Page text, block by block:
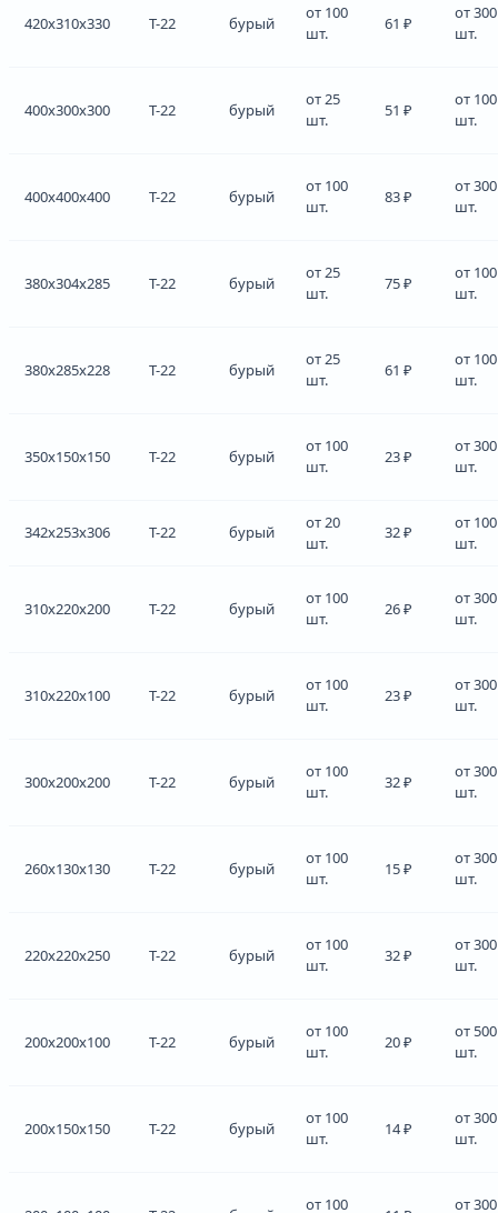
420x310x330 Т-22 бурый
от 100
шт.
61 ₽
от 300
шт.
400x300x300 Т-22 бурый
от 25
шт.
51 ₽
от 100
шт.
400x400x400 Т-22 бурый
от 100
шт.
83 ₽
от 300
шт.
380x304x285 Т-22 бурый
от 25
шт.
75 ₽
от 100
шт.
380x285x228 Т-22 бурый
от 25
шт.
61 ₽
от 100
шт.
350x150x150 Т-22 бурый
от 100
шт.
23 ₽
от 300
шт.
342x253x306 Т-22 бурый
от 20
шт.
32 ₽
от 100
шт.
310x220x200 Т-22 бурый
от 100
шт.
26 ₽
от 300
шт.
310x220x100 Т-22 бурый
от 100
шт.
23 ₽
от 300
шт.
300x200x200 Т-22 бурый
от 100
шт.
32 ₽
от 300
шт.
260x130x130 Т-22 бурый
от 100
шт.
15 ₽
от 300
шт.
220x220x250 Т-22 бурый
от 100
шт.
32 ₽
от 300
шт.
200x200x100 Т-22 бурый
от 100
шт.
20 ₽
от 500
шт.
200x150x150 Т-22 бурый
от 100
шт.
14 ₽
от 300
шт.
от 100 от 300